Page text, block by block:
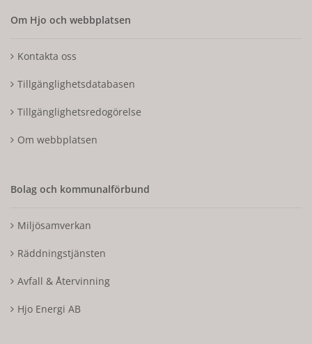
Om Hjo och webbplatsen
Kontakta oss
Tillgänglighetsdatabasen
Tillgänglighetsredogörelse
Om webbplatsen
Bolag och kommunalförbund
Miljösamverkan
Räddningstjänsten
Avfall & Återvinning
Hjo Energi AB